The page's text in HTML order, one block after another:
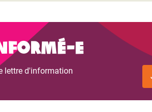
e
lettre d'information